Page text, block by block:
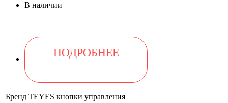
В наличии
ПОДРОБНЕЕ
Бренд TEYES кнопки управления